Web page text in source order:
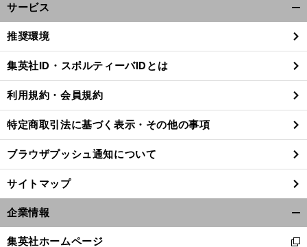
サービス
閉
る
推奨環境
集英社ID・スポルティーバIDとは
利用規約・会員規約
特定商取引法に基づく表示・その他の事項
ブラウザプッシュ通知について
サイトマップ
企業情報
集英社ホームページ
新